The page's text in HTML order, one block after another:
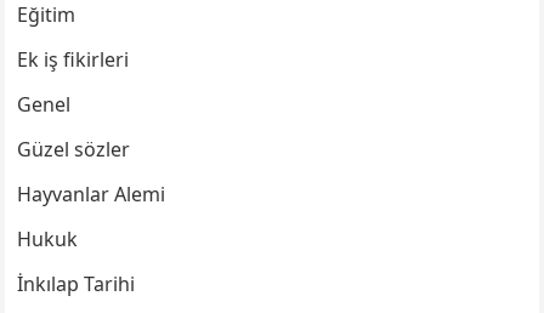
Eğitim
Ek iş fikirleri
Genel
Güzel sözler
Hayvanlar Alemi
Hukuk
İnkılap Tarihi